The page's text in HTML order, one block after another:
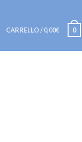
CARRELLO/0,00€ 0